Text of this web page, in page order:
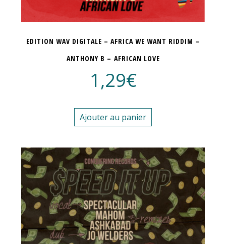
EDITION WAV DIGITALE – AFRICA WE WANT RIDDIM –
ANTHONY B – AFRICAN LOVE
1,29€
Ajouter au panier